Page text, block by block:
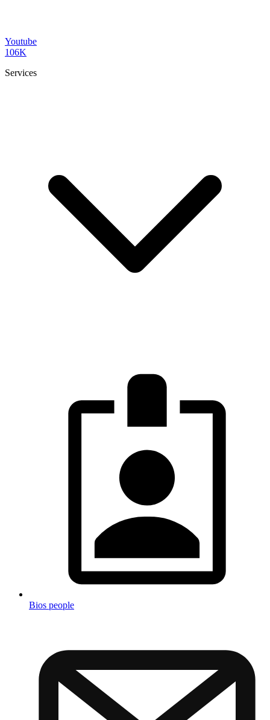
Youtube
106K
Services
Bios people